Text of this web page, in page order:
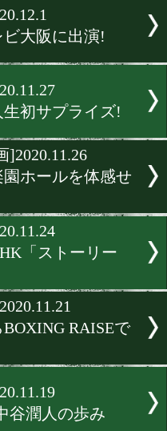
「ストレー
トラジオに中谷潤
]2020.12.1
テレビ大阪に出演!
が人生初サプライ
画]2020.11.26
後楽園ホールを体